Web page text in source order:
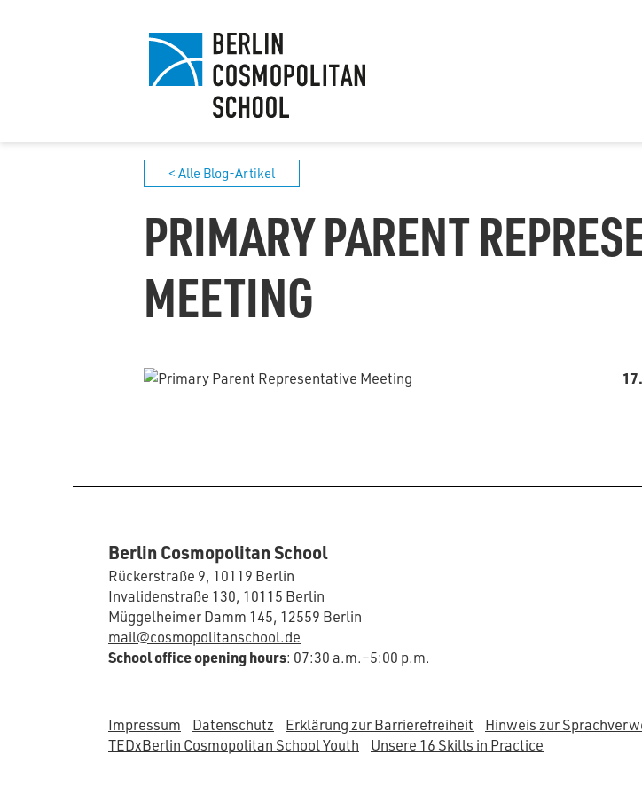
< Alle Blog-Artikel
PRIMARY PARENT
MEETING
Berlin Cosmopolitan School
Rückerstraße 9, 10119 Berlin
Invalidenstraße 130, 10115 Berlin
Müggelheimer Damm 145, 12559 Berlin
mail@cosmopolitanschool.de
School office opening hours: 07:30 a.m.–5:00 p.m.
Impressum Datenschutz Erklärung zur Barrierefreiheit Hinweis zur
TEDxBerlin Cosmopolitan School Youth
Unsere 16 Skills in Practice